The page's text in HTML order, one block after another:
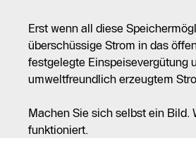
Erst wenn all diese
überschüssige Strom in das
festgelegte Einspeisevergütung
umweltfreundlich erzeugtem
Machen Sie sich selbst ein Bild.
funktioniert.